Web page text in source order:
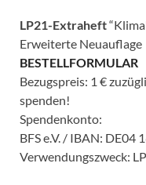
LP21-Extraheft
Erweiterte Neuauflage
BESTELLFORMULAR
Bezugspreis: 1 €
spenden!
Spendenkonto:
BFS e.V. / IBAN: DE04
Verwendungszweck: